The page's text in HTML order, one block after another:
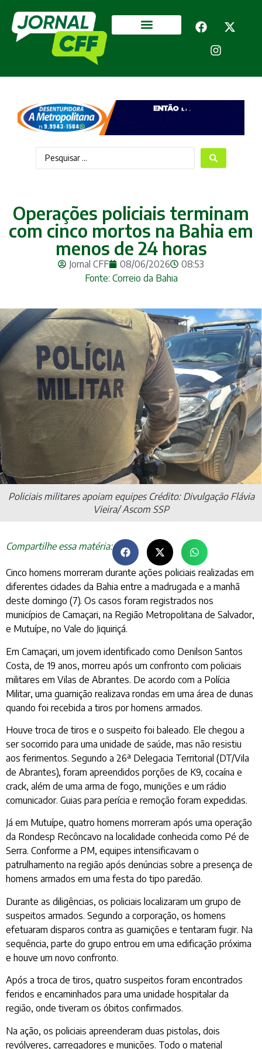
Operações policiais terminam
com cinco mortos na Bahia em
menos de 24 horas
Jornal CFF 08/06/2026
08:53
Fonte: Correio da Bahia
Policiais militares apoiam equipes Crédito: Divulgação Flávia
Vieira/ Ascom SSP
Compartilhe essa matéria:
Cinco homens morreram durante ações policiais realizadas em
diferentes cidades da Bahia entre a madrugada e a manhã
deste domingo (7). Os casos foram registrados nos
municípios de Camaçari, na Região Metropolitana de Salvador,
e Mutuípe, no Vale do Jiquiriçá.
Em Camaçari, um jovem identificado como Denilson Santos
Costa, de 19 anos, morreu após um confronto com policiais
militares em Vilas de Abrantes. De acordo com a Polícia
Militar, uma guarnição realizava rondas em uma área de dunas
quando foi recebida a tiros por homens armados.
Houve troca de tiros e o suspeito foi baleado. Ele chegou a
ser socorrido para uma unidade de saúde, mas não resistiu
aos ferimentos. Segundo a 26ª Delegacia Territorial (DT/Vila
de Abrantes), foram apreendidos porções de K9, cocaína e
crack, além de uma arma de fogo, munições e um rádio
comunicador. Guias para perícia e remoção foram expedidas.
Já em Mutuípe, quatro homens morreram após uma operação
da Rondesp Recôncavo na localidade conhecida como Pé de
Serra. Conforme a PM, equipes intensificavam o
patrulhamento na região após denúncias sobre a presença de
homens armados em uma festa do tipo paredão.
Durante as diligências, os policiais localizaram um grupo de
suspeitos armados. Segundo a corporação, os homens
efetuaram disparos contra as guarnições e tentaram fugir. Na
sequência, parte do grupo entrou em uma edificação próxima
e houve um novo confronto.
Após a troca de tiros, quatro suspeitos foram encontrados
feridos e encaminhados para uma unidade hospitalar da
região, onde tiveram os óbitos confirmados.
Na ação, os policiais apreenderam duas pistolas, dois
revólveres, carregadores e munições. Todo o material